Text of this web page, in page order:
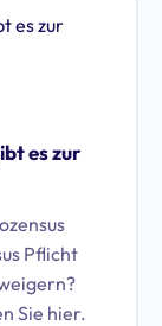
es zur
Pflicht
Sie hier.